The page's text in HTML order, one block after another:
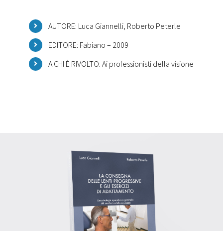
AUTORE: Luca Giannelli, Roberto Peterle
EDITORE: Fabiano – 2009
A CHI È RIVOLTO: Ai professionisti della visione